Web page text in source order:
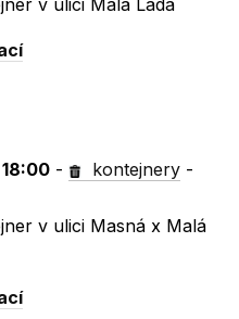
v ulici Malá Lada
- kontejnery -
v ulici Masná x Malá